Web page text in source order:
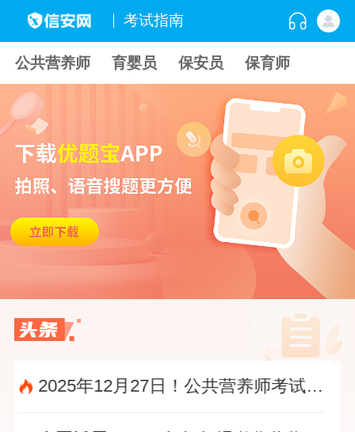
考试指南
公共营养师 育婴员 保安员 保育师
2025年12月27日！公共营养师考试及格线发布，领证时间别错过?